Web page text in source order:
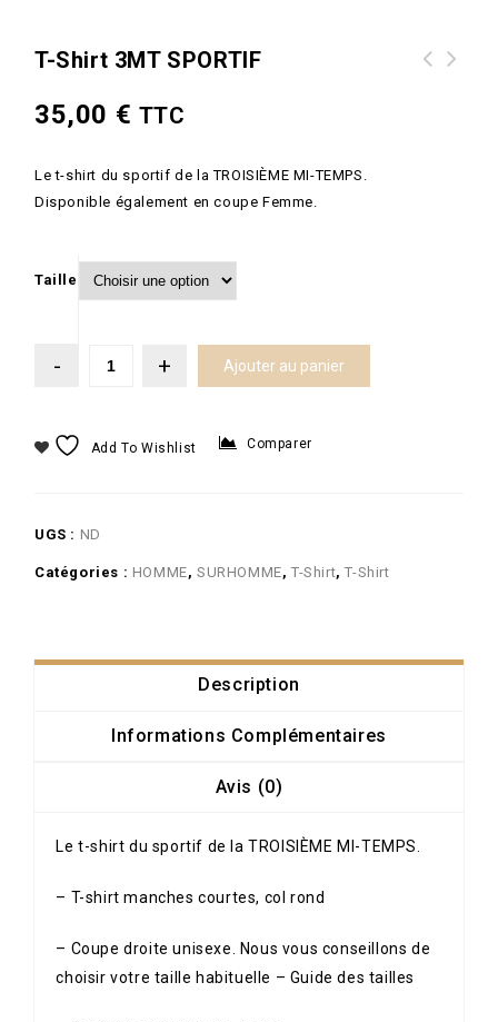
T-Shirt 3MT SPORTIF
35,00 € TTC
Le t-shirt du sportif de la TROISIÈME MI-TEMPS.
Disponible également en coupeFemme
Taille
Ajouter au panier
Add To Wishlist Comparer
UGS : ND
Catégories : HOMME,SURHOMME,T-Shirt,T-Shirt
Description
Informations Complémentaires
Avis (0)
Le t-shirt du sportif de la TROISIÈME MI-TEMPS.
– T-shirt manches courtes, col rond
– Coupe droite unisexe. Nous vous conseillons de
choisir votre taille habituelle – Guide des tailles
Profitezde remises jusqu’à 15%.
votre code promo
Votre prénom